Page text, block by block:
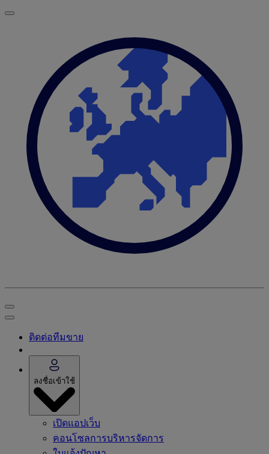
ติดต่อทีมขาย
ลงชื่อเข้าใช้
เปิดแอปเว็บ
คอนโซลการบริหารจัดการ